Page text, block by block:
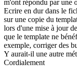
m'ont répondu par une
Ecrire en dur dans le
sur une copie du
lors d'une mise à jour
que le template ne
exemple, corriger des
Y aurait-il une autre
Cordialement